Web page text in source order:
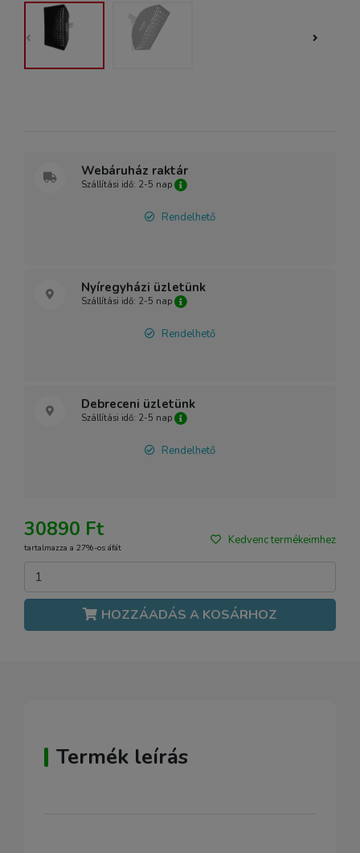
Webáruház raktár
Szállítási idő: 2-5 nap
Rendelhető
Nyíregyházi üzletünk
Szállítási idő: 2-5 nap
Rendelhető
Debreceni üzletünk
Szállítási idő: 2-5 nap
Rendelhető
30890 Ft
tartalmazza a 27%-os áfát
Kedvenc termékeimhez
HOZZÁADÁS A KOSÁRHOZ
Termék leírás